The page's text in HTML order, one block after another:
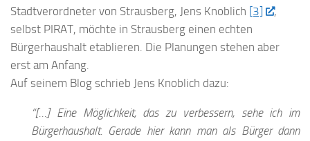
Stadtverordneter von Strausberg, Jens Knoblich [3]
,
selbst PIRAT, möchte in Strausberg einen echten
Bürgerhaushalt etablieren. Die Planungen stehen aber
erst am Anfang.
Auf seinem Blog schrieb Jens Knoblich dazu:
“[…] Eine Möglichkeit, das zu verbessern, sehe ich im
Bürgerhaushalt. Gerade hier kann man als Bürger dann